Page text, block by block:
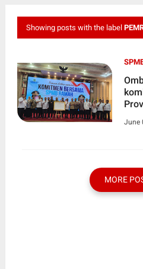
Showing posts with the label
June
MORE